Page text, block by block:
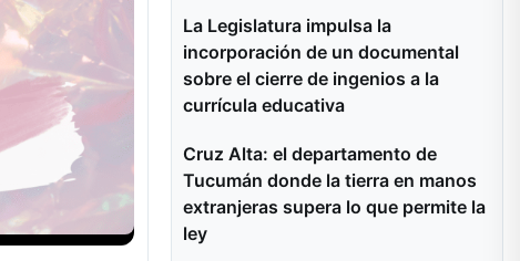
La Legislatura impulsa la
incorporación de un documental
sobre el cierre de ingenios a la
currícula educativa
Cruz Alta: el departamento de
Tucumán donde la tierra en manos
extranjeras supera lo que permite la
ley